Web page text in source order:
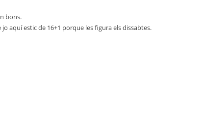
bons.
aquí estic de 16+1 porque les figura els dissabtes.